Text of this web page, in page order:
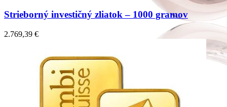
Strieborný investičný zliatok – 1000 gramov
2.769,39 €